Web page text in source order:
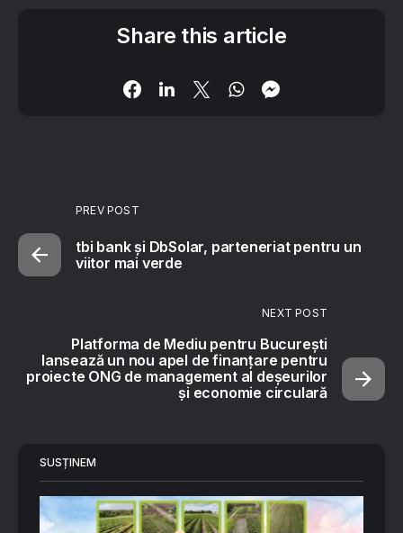
Share this article
PREV POST
tbi bank și DbSolar, parteneriat pentru un
viitor mai verde
NEXT POST
Platforma de Mediu pentru București
lansează un nou apel de finanțare pentru
proiecte ONG de management al deșeurilor
și economie circulară
SUSȚINEM